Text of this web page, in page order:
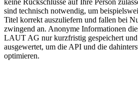
sind technisch notwendig, um
Titel korrekt auszuliefern und fallen bei
zwingend an. Anonyme Informationen
LAUT AG nur kurzfristig gespeichert und
ausgewertet, um die API und die
optimieren.